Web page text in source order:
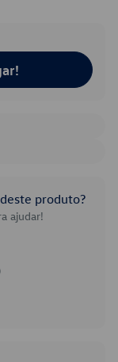
produto?
ajudar!